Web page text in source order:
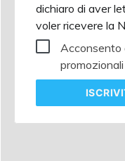
dichiaro di aver
voler ricevere la
Acconsento